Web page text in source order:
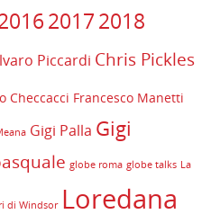
20172018
Piccardi Chris Pickles
Checcacci Francesco Manetti
Gigi Palla Gigi
globe roma globe talks La
di Windsor Loredana